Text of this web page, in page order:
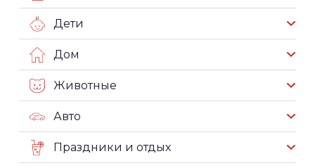
Дети
Дом
Животные
Авто
Праздники и отдых